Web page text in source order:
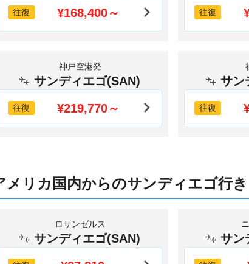
往復 ¥168,400～ 往復
神戸空港発
サンディエゴ(SAN)
往復 ¥219,770～
サン
往復
メリカ国内からのサンディエゴ行
ロサンゼルス
サンディエゴ(SAN) サン